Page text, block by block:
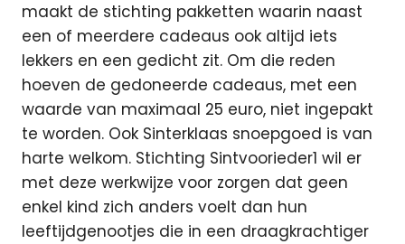
maakt de stichting pakketten waarin naast
een of meerdere cadeaus ook altijd iets
lekkers en een gedicht zit. Om die reden
hoeven de gedoneerde cadeaus, met een
waarde van maximaal 25 euro, niet ingepakt
te worden. Ook Sinterklaas snoepgoed is van
harte welkom. Stichting Sintvoorieder1 wil er
met deze werkwijze voor zorgen dat geen
enkel kind zich anders voelt dan hun
leeftijdgenootjes die in een draagkrachtiger